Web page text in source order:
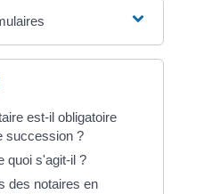
est-il obligatoire
succession ?
quoi s'agit-il ?
des notaires en